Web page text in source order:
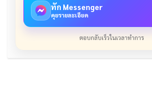
ทัก Messenger
คุยรายละเอียด
ตอบกลับเร็วในเวลาทำการ